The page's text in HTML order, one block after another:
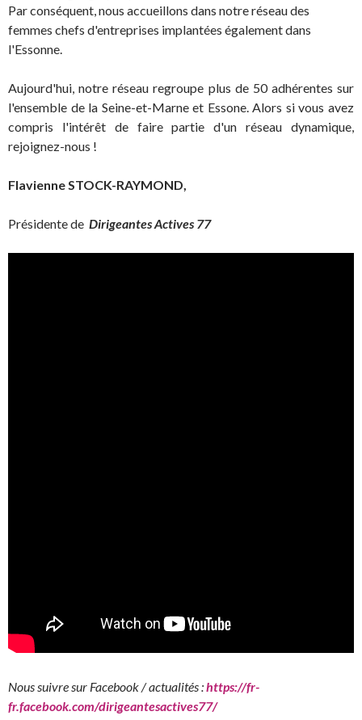
Par conséquent, nous accueillons dans notre réseau des
femmes chefs d'entreprises implantées également dans
l'Essonne.
Aujourd'hui, notre réseau regroupe plus de 50 adhérentes sur
l'ensemble de la Seine-et-Marne et Essone. Alors si vous avez
compris l'intérêt de faire partie d'un réseau dynamique,
rejoignez-nous !
Flavienne STOCK-RAYMOND,
Présidente de Dirigeantes Actives 77
Nous suivre sur Facebook / actualités :https://fr-
fr.facebook.com/dirigeantesactives77/